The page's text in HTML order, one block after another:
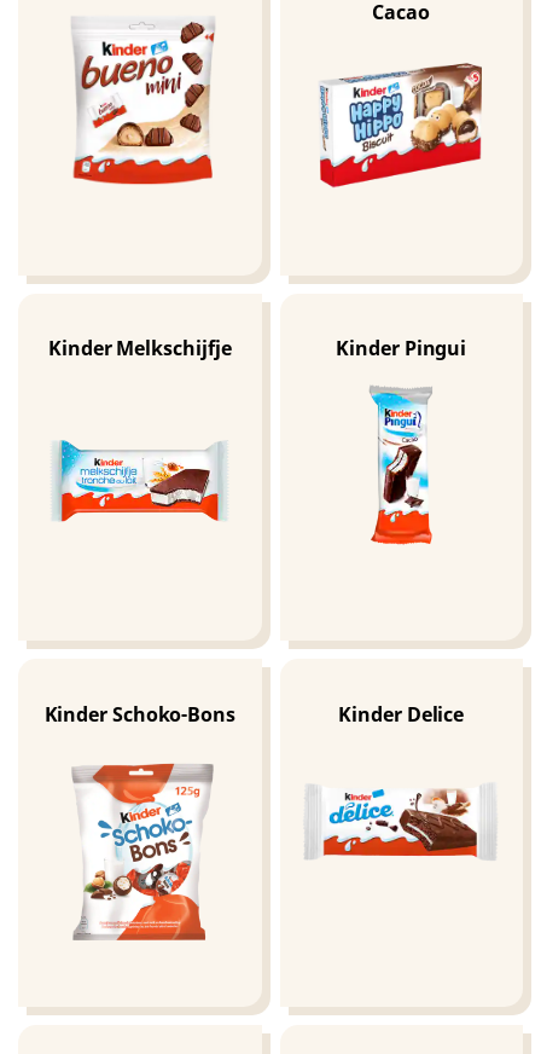
Cacao
Kinder Melkschijfje Kinder Pingui
Kinder Schoko-Bons Kinder Delice